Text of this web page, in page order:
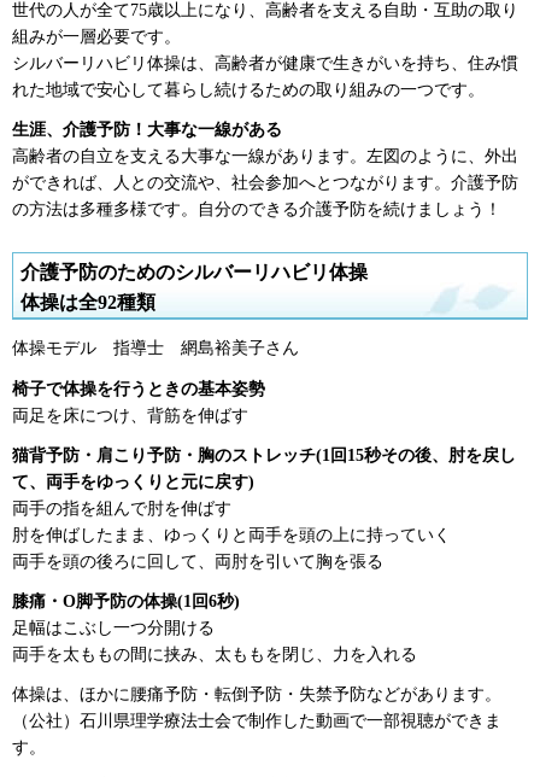
世代の人が全て75歳以上になり、高齢者を支える自助・互助の取り
組みが一層必要です。
シルバーリハビリ体操は、高齢者が健康で生きがいを持ち、住み慣
れた地域で安心して暮らし続けるための取り組みの一つです。
生涯、介護予防！大事な一線がある
高齢者の自立を支える大事な一線があります。左図のように、外出
ができれば、人との交流や、社会参加へとつながります。介護予防
の方法は多種多様です。自分のできる介護予防を続けましょう！
介護予防のためのシルバーリハビリ体操
体操は全92種類
体操モデル 指導士 網島裕美子さん
椅子で体操を行うときの基本姿勢
両足を床につけ、背筋を伸ばす
猫背予防・肩こり予防・胸のストレッチ(1回15秒その後、肘を戻し
て、両手をゆっくりと元に戻す)
両手の指を組んで肘を伸ばす
肘を伸ばしたまま、ゆっくりと両手を頭の上に持っていく
両手を頭の後ろに回して、両肘を引いて胸を張る
膝痛・O脚予防の体操(1回6秒)
足幅はこぶし一つ分開ける
両手を太ももの間に挟み、太ももを閉じ、力を入れる
体操は、ほかに腰痛予防・転倒予防・失禁予防などがあります。
（公社）石川県理学療法士会で制作した動画で一部視聴ができま
す。